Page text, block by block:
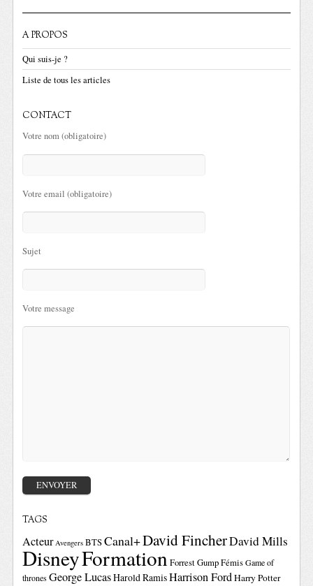
A PROPOS
Qui suis-je ?
Liste de tous les articles
CONTACT
Votre nom (obligatoire)
Votre email (obligatoire)
Sujet
Votre message
TAGS
Acteur Avengers BTSCanal+David FincherDavid Mills
DisneyFormationForrest GumpFémis Game of
thrones George LucasHarold RamisHarrison FordHarry Potter